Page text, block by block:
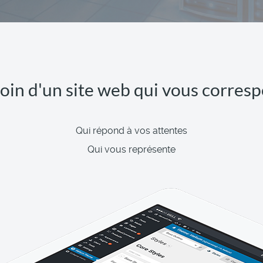
d'un site web qui vous
Qui répond à vos attentes
Qui vous représente